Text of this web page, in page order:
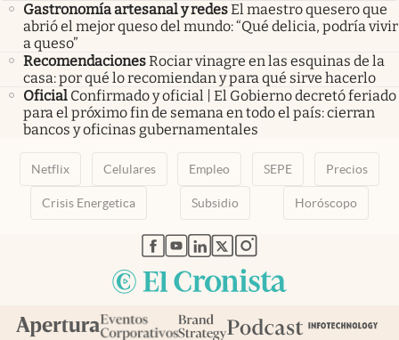
Gastronomía artesanal y redesEl maestro quesero que
abrió el mejor queso del mundo: “Qué delicia, podría vivir
a queso”
RecomendacionesRociar vinagre en las esquinas de la
casa: por qué lo recomiendan y para qué sirve hacerlo
Oficial Confirmado y oficial | El Gobierno decretó feriado
para el próximo fin de semana en todo el país: cierran
bancos y oficinas gubernamentales
Netflix Celulares Empleo SEPE Precios
Crisis Energetica Subsidio Horóscopo
abre en nueva pestaña
abre en nueva pestaña
abre en nueva pestaña
abre en nueva pestaña
abre en nueva pestaña